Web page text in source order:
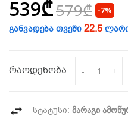
539₾579₾ -7%
განვადება თვეში 22.5
რაოდენობა: - +
სტატუსი: მარაგი